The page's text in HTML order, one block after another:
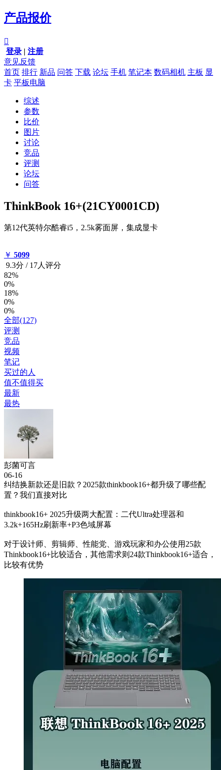
产品报价

登录 | 注册
意见反馈
首页 排行 新品 问答 下载 论坛 手机 笔记本 数码相机 主板 显
卡 平板电脑
综述
参数
比价
图片
讨论
竞品
评测
论坛
问答
ThinkBook 16+(21CY0001CD)
第12代英特尔酷睿i5，2.5k雾面屏，集成显卡
￥ 5099
9.3分 / 17人评分
82%
0%
18%
0%
0%
全部(127)
评测
竞品
视频
笔记
买过的人
值不值得买
最新
最热
彭菌可言
06-16
纠结换新款还是旧款？2025款thinkbook16+都升级了哪些配
置？我们直接对比
thinkbook16+ 2025升级两大配置：二代Ultra处理器和
3.2k+165Hz刷新率+P3色域屏幕
对于设计师、剪辑师、性能党、游戏玩家和办公使用25款
Thinkbook16+比较适合，其他需求则24款Thinkbook16+适合，
比较有优势